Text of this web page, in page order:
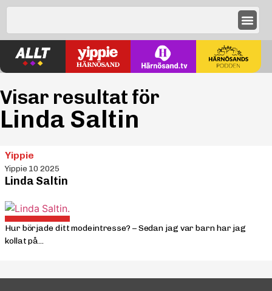
Visar resultat för
Linda Saltin
Yippie
Yippie 10 2025
Linda Saltin
Hur började ditt modeintresse? – Sedan jag var barn har jag
kollat på...